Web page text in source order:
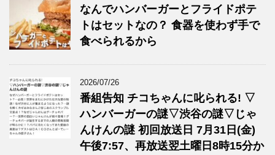
なんでハンバーガーとフライドポテ
トはセットなの？ 食器を使わず手で
食べられるから
2026/07/26
番組告知 チコちゃんに叱られる! ▽
ハンバーガーの謎▽渋谷の謎▽じゃ
んけんの謎 初回放送日 7月31日(金)
午後7:57、再放送翌土曜日8時15分か